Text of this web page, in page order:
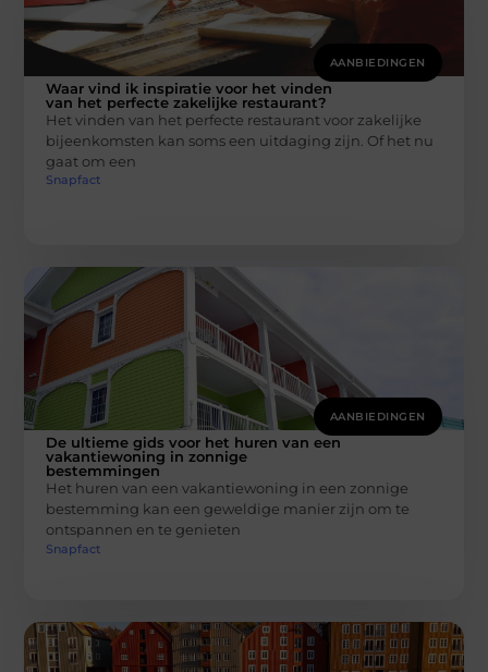
AANBIEDINGEN
Waar vind ik inspiratie voor het vinden
van het perfecte zakelijke restaurant?
Het vinden van het perfecte restaurant voor zakelijke
bijeenkomsten kan soms een uitdaging zijn. Of het nu
gaat om een
Snapfact
AANBIEDINGEN
De ultieme gids voor het huren van een
vakantiewoning in zonnige
bestemmingen
Het huren van een vakantiewoning in een zonnige
bestemming kan een geweldige manier zijn om te
ontspannen en te genieten
Snapfact